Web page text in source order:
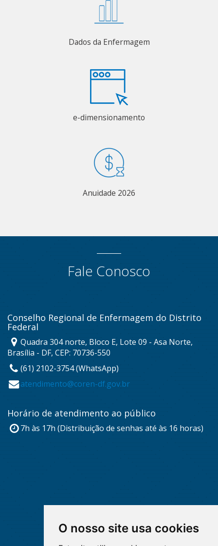
O nosso site usa cookies
Dados da Enfermagem
e-dimensionamento
Anuidade 2026
Fale Conosco
Conselho Regional de Enfermagem do Distrito
Federal
Quadra 304 norte, Bloco E, Lote 09 - Asa Norte,
Brasília - DF, CEP: 70736-550
(61) 2102-3754 (WhatsApp)
atendimento@coren-df.gov.br
Horário de atendimento ao público
7h às 17h (Distribuição de senhas até às 16 horas)